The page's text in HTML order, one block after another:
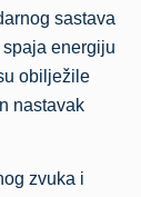
sastava
energiju
obilježile
nastavak
zvuka i